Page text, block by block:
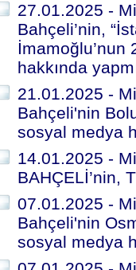
27.01.2025 -
Bahçeli’nin,
İmamoğlu’nun
hakkında
21.01.2025 -
Bahçeli'nin
sosyal medya
14.01.2025 -
BAHÇELİ’nin,
07.01.2025 -
Bahçeli'nin
sosyal medya